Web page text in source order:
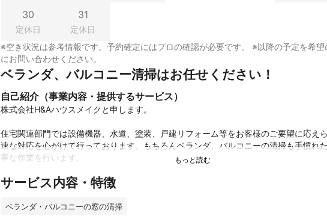
30
定休日
31
定休日
※空き状況は参考情報です。予約確定にはプロの確認が必要です。 ※以降の予定を希望
にお問い合わせください。
ベランダ、バルコニー清掃はお任せください！
自己紹介（事業内容・提供するサービス）
株式会社H&Aハウスメイクと申します。
住宅関連部門では設備機器、水道、塗装、戸建リフォーム等をお客様のご要望に応え
速な対応を心がけて行っております。もちろんベランダ、バルコニーの清掃も手慣れ
寧な作業を行います。
高圧洗浄機を使用した作業になります。
水道が使用出来る環境であるかご確認願います。）
サービス内容・特徴
ベランダ・バルコニーの窓の清掃